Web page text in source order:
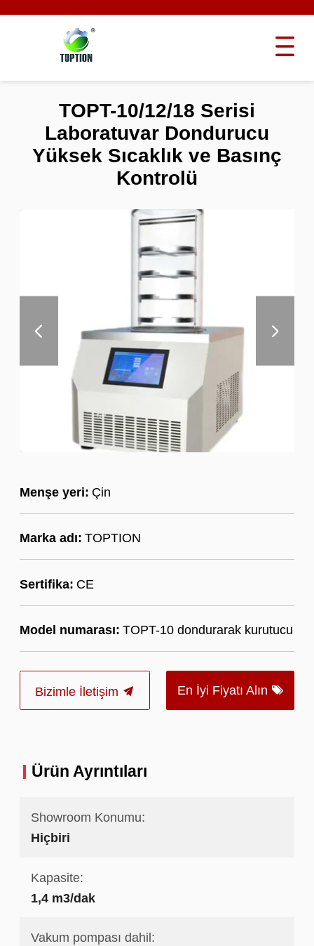
Menşe yeri: Çin
Marka adı: TOPTION
Sertifika: CE
Model numarası: TOPT-10 dondurarak kurutucu
Bizimle İletişim En İyi Fiyatı Alın
TOPT-10/12/18 Serisi
Laboratuvar Dondurucu
Yüksek Sıcaklık ve Basınç
Kontrolü
Ürün Ayrıntıları
Showroom Konumu:
Hiçbiri
Kapasite:
1,4 m3/dak
Vakum pompası dahil: